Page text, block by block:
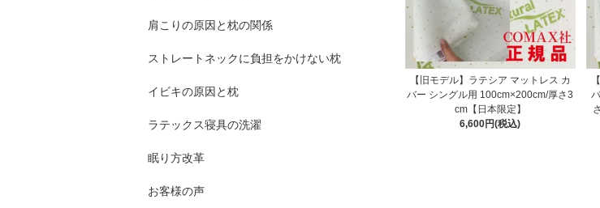
【旧モデル】ラテシア マットレス カ
バー シングル用 100cm×200cm/厚さ3
cm【日本限定】
6,600円(税込)
肩こりの原因と枕の関係
ストレートネックに負担をかけない枕
イビキの原因と枕
ラテックス寝具の洗濯
眠り方改革
お客様の声